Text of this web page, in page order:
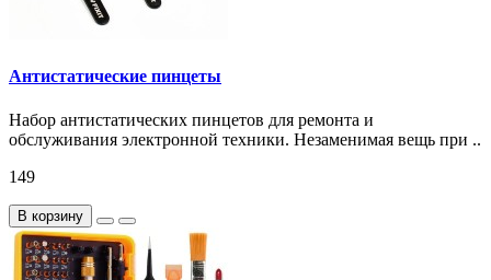
Антистатические пинцеты
Набор антистатических пинцетов для ремонта и
обслуживания электронной техники. Незаменимая вещь при ..
149
В корзину